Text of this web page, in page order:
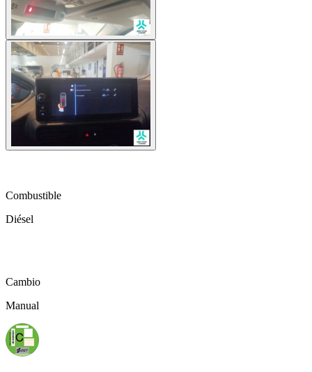
Combustible
Diésel
Cambio
Manual